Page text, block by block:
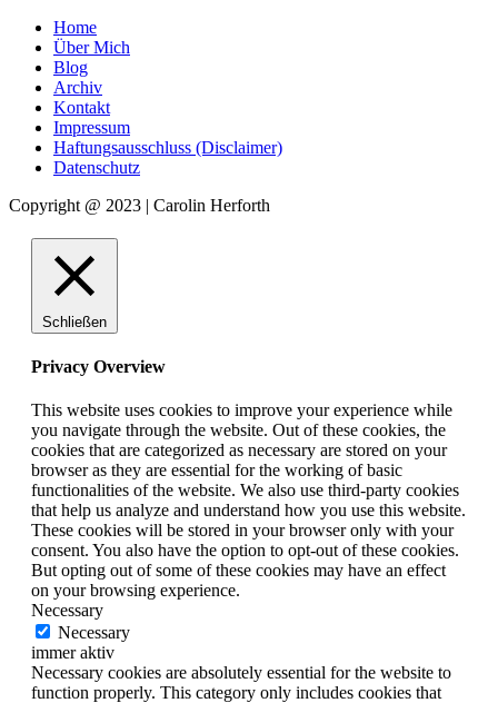
Home
Über Mich
Blog
Archiv
Kontakt
Impressum
Haftungsausschluss (Disclaimer)
Datenschutz
Copyright @ 2023 | Carolin Herforth
Schließen
Privacy Overview
This website uses cookies to improve your experience while
you navigate through the website. Out of these cookies, the
cookies that are categorized as necessary are stored on your
browser as they are essential for the working of basic
functionalities of the website. We also use third-party cookies
that help us analyze and understand how you use this website.
These cookies will be stored in your browser only with your
consent. You also have the option to opt-out of these cookies.
But opting out of some of these cookies may have an effect
on your browsing experience.
Necessary
Necessary
immer aktiv
Necessary cookies are absolutely essential for the website to
function properly. This category only includes cookies that